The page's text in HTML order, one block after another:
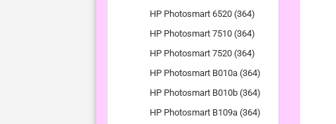
HP Photosmart 6520 (364)
HP Photosmart 7510 (364)
HP Photosmart 7520 (364)
HP Photosmart B010a (364)
HP Photosmart B010b (364)
HP Photosmart B109a (364)